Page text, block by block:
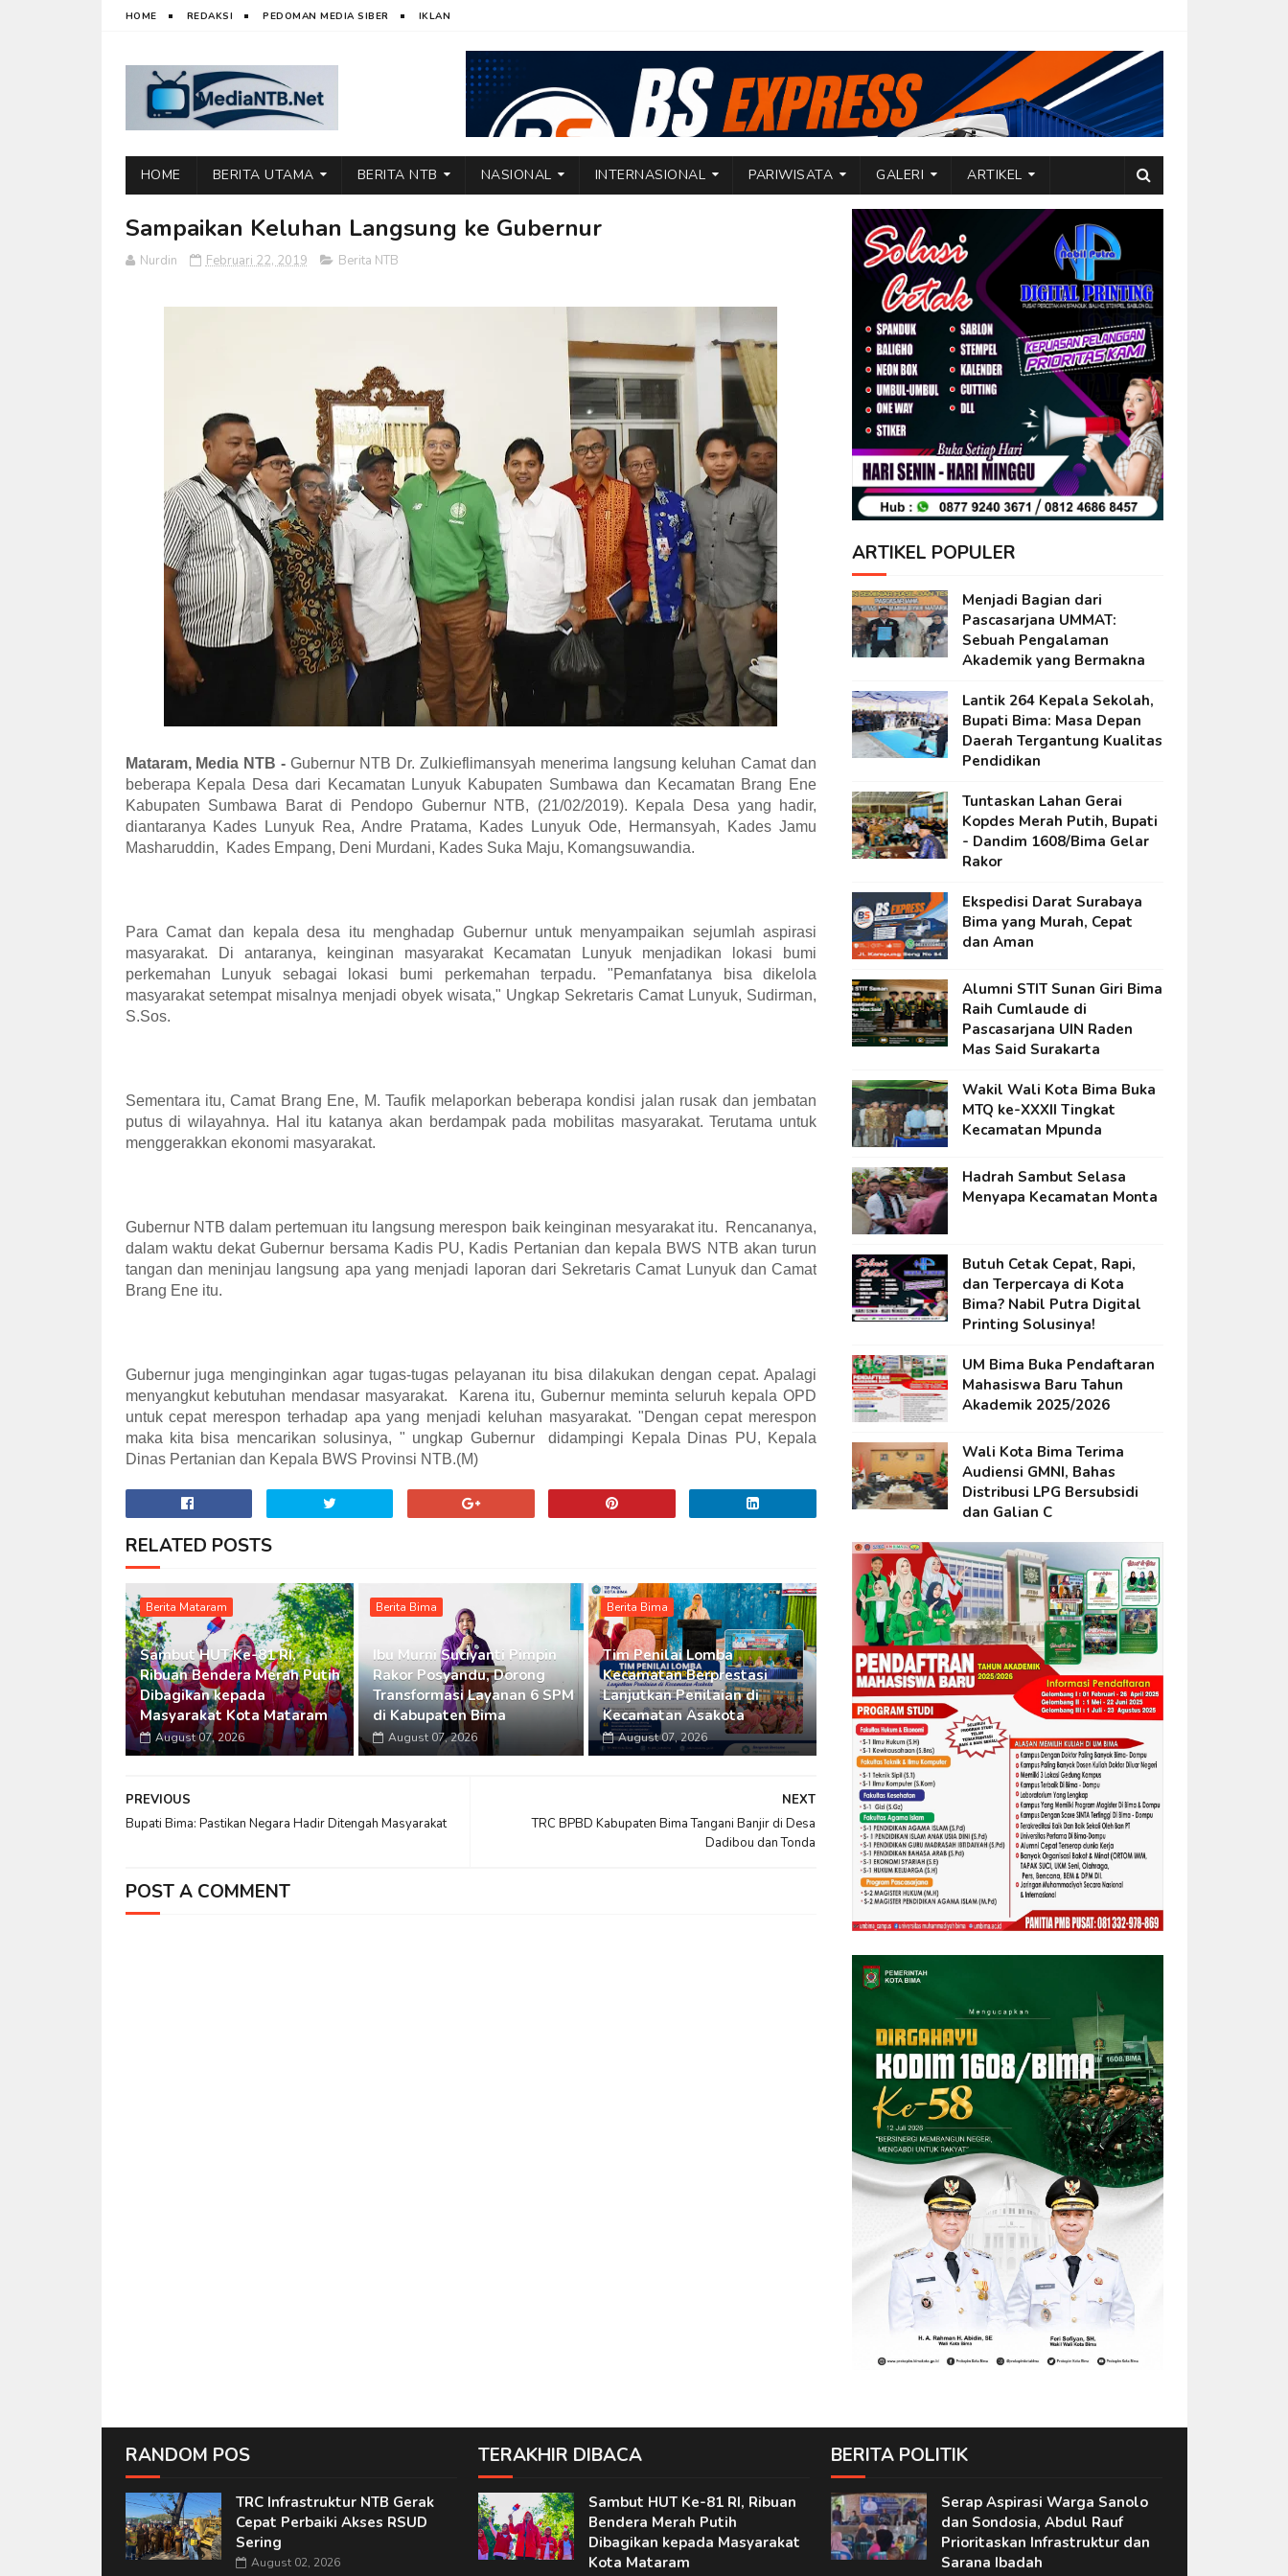
HOME REDAKSI PEDOMAN MEDIA SIBER IKLAN
HOME BERITA UTAMA BERITA NTB NASIONAL INTERNASIONAL PARIWISATA GALERI ARTIKEL
Sampaikan Keluhan Langsung ke Gubernur
Nurdin Februari 22, 2019 Berita NTB
Mataram, Media NTB - Gubernur NTB Dr. Zulkieflimansyah menerima langsung keluhan Camat dan
beberapa Kepala Desa dari Kecamatan Lunyuk Kabupaten Sumbawa dan Kecamatan Brang Ene
Kabupaten Sumbawa Barat di Pendopo Gubernur NTB, (21/02/2019). Kepala Desa yang hadir,
diantaranya Kades Lunyuk Rea, Andre Pratama, Kades Lunyuk Ode, Hermansyah, Kades Jamu
Masharuddin, Kades Empang, Deni Murdani, Kades Suka Maju, Komangsuwandia.
Para Camat dan kepala desa itu menghadap Gubernur untuk menyampaikan sejumlah aspirasi
masyarakat. Di antaranya, keinginan masyarakat Kecamatan Lunyuk menjadikan lokasi bumi
perkemahan Lunyuk sebagai lokasi bumi perkemahan terpadu. "Pemanfatanya bisa dikelola
masyarakat setempat misalnya menjadi obyek wisata," Ungkap Sekretaris Camat Lunyuk, Sudirman,
S.Sos.
Sementara itu, Camat Brang Ene, M. Taufik melaporkan beberapa kondisi jalan rusak dan jembatan
putus di wilayahnya. Hal itu katanya akan berdampak pada mobilitas masyarakat. Terutama untuk
menggerakkan ekonomi masyarakat.
Gubernur NTB dalam pertemuan itu langsung merespon baik keinginan mesyarakat itu.
Rencananya,
dalam waktu dekat Gubernur bersama Kadis PU, Kadis Pertanian dan kepala BWS NTB akan turun
tangan dan meninjau langsung apa yang menjadi laporan dari Sekretaris Camat Lunyuk dan Camat
Brang Ene itu.
Gubernur juga menginginkan agar tugas-tugas pelayanan itu bisa dilakukan dengan cepat. Apalagi
menyangkut kebutuhan mendasar masyarakat.
Karena itu, Gubernur meminta seluruh kepala OPD
untuk cepat merespon terhadap apa yang menjadi keluhan masyarakat. "Dengan cepat merespon
maka kita bisa mencarikan solusinya, " ungkap Gubernur
didampingi Kepala Dinas PU, Kepala
Dinas Pertanian dan Kepala BWS Provinsi NTB.(M)
RELATED POSTS
Berita Mataram
Sambut HUT Ke-81 RI,
Ribuan Bendera Merah Putih
Dibagikan kepada
Masyarakat Kota Mataram
August 07, 2026
Berita Bima
Ibu Murni Suciyanti Pimpin
Rakor Posyandu, Dorong
Transformasi Layanan 6 SPM
di Kabupaten Bima
August 07, 2026
Berita Bima
Tim Penilai Lomba
Kecamatan Berprestasi
Lanjutkan Penilaian di
Kecamatan Asakota
August 07, 2026
NEXT
TRC BPBD Kabupaten Bima Tangani Banjir di Desa
Dadibou dan Tonda
PREVIOUS
Bupati Bima: Pastikan Negara Hadir Ditengah Masyarakat
POST A COMMENT
ARTIKEL POPULER
Menjadi Bagian dari
Pascasarjana UMMAT:
Sebuah Pengalaman
Akademik yang Bermakna
Lantik 264 Kepala Sekolah,
Bupati Bima: Masa Depan
Daerah Tergantung Kualitas
Pendidikan
Tuntaskan Lahan Gerai
Kopdes Merah Putih, Bupati
- Dandim 1608/Bima Gelar
Rakor
Ekspedisi Darat Surabaya
Bima yang Murah, Cepat
dan Aman
Alumni STIT Sunan Giri Bima
Raih Cumlaude di
Pascasarjana UIN Raden
Mas Said Surakarta
Wakil Wali Kota Bima Buka
MTQ ke-XXXII Tingkat
Kecamatan Mpunda
Hadrah Sambut Selasa
Menyapa Kecamatan Monta
Butuh Cetak Cepat, Rapi,
dan Terpercaya di Kota
Bima? Nabil Putra Digital
Printing Solusinya!
UM Bima Buka Pendaftaran
Mahasiswa Baru Tahun
Akademik 2025/2026
Wali Kota Bima Terima
Audiensi GMNI, Bahas
Distribusi LPG Bersubsidi
dan Galian C
RANDOM POS
TRC Infrastruktur NTB Gerak
Cepat Perbaiki Akses RSUD
Sering
August 02, 2026
TERAKHIR DIBACA
Sambut HUT Ke-81 RI, Ribuan
Bendera Merah Putih
Dibagikan kepada Masyarakat
Kota Mataram
BERITA POLITIK
Serap Aspirasi Warga Sanolo
dan Sondosia, Abdul Rauf
Prioritaskan Infrastruktur dan
Sarana Ibadah